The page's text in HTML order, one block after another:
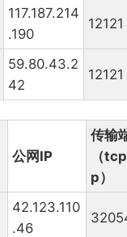
117.187.214
.190
12121
59.80.43.2
42
12121
公网IP
传输
（
p）
42.123.110
.46